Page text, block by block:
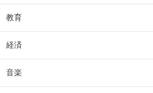
教育
経済
音楽